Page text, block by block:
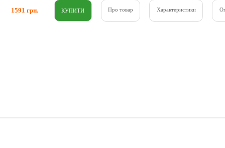
1591 грн. Про товар Характеристики